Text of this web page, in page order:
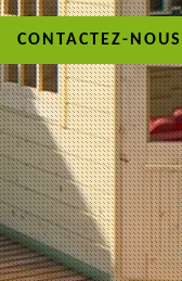
CONTACTEZ-